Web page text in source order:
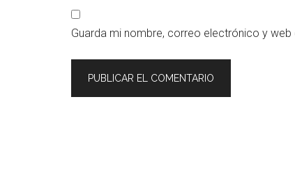
Guarda mi nombre, correo electrónico y